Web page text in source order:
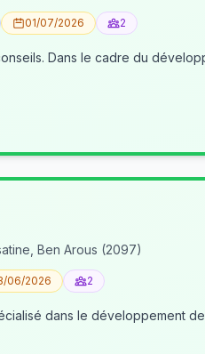
01/07/2026 2
Dans le cadre du
Ben Arous (2097)
06/2026 2
dans le développement